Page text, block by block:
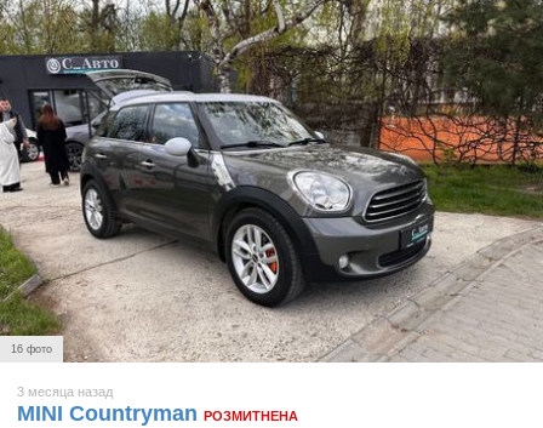
16 фото
3 месяца назад
MINI Countryman РОЗМИТНЕНА